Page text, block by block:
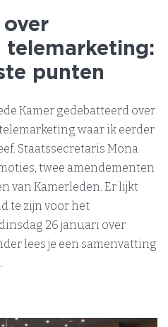
punten
Kamer gedebatteerd over
waar ik eerder
Staatssecretaris Mona
twee amendementen
van Kamerleden. Er lijkt
te zijn voor het
26 januari over
lees je een samenvatting